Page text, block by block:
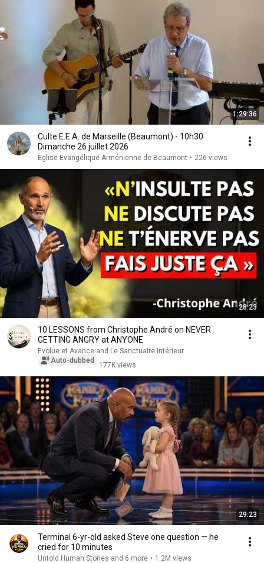
1:29:36
Culte E.E.A. de Marseille (Beaumont) - 10h30
Dimanche 26 juillet 2026
Eglise Evangélique Arménienne de Beaumont • 226 views
28:23
10 LESSONS from Christophe André on NEVER
GETTING ANGRY at ANYONE
Évolue et Avance and Le Sanctuaire Intérieur
Auto-dubbed
177K views
29:23
Terminal 6-yr-old asked Steve one question — he
cried for 10 minutes
Untold Human Stories and 6 more • 1.2M views